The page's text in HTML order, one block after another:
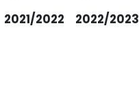
2021/2022
2022/2023